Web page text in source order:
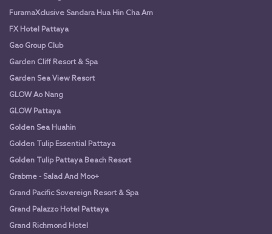
FuramaXclusive Sandara Hua Hin Cha Am
FX Hotel Pattaya
Gao Group Club
Garden Cliff Resort & Spa
Garden Sea View Resort
GLOW Ao Nang
GLOW Pattaya
Golden Sea Huahin
Golden Tulip Essential Pattaya
Golden Tulip Pattaya Beach Resort
Grabme - Salad And Moo+
Grand Pacific Sovereign Resort & Spa
Grand Palazzo Hotel Pattaya
Grand Richmond Hotel